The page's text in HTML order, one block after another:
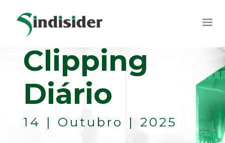
Clipping
Diário
14 | Outubro | 2025